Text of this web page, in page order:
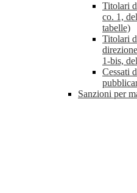
Titolari
co. 1,
tabelle)
Titolari
1-bis,
Cessati
Sanzioni per